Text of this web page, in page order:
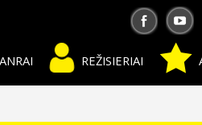
REŽISIERIAI